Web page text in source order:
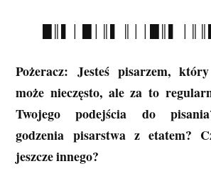
Pożeracz: Jesteś pisarzem,
może nieczęsto, ale za to
Twojego podejścia do
godzenia pisarstwa z etatem?
jeszcze innego?